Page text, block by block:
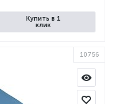
Купить в 1
клик
10756